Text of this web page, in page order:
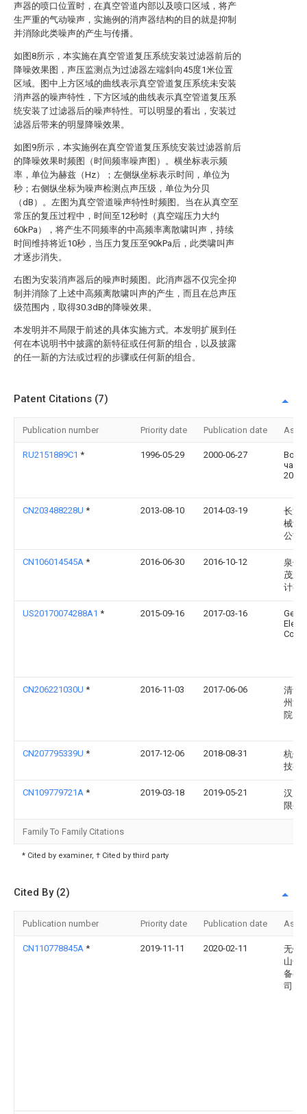
声器的喷口位置时，在真空管道内部以及喷口区域，将产
生严重的气动噪声，实施例的消声器结构的目的就是抑制
并消除此类噪声的产生与传播。
如图8所示，本实施在真空管道复压系统安装过滤器前后的
降噪效果图，声压监测点为过滤器左端斜向45度1米位置
区域。图中上方区域的曲线表示真空管道复压系统未安装
消声器的噪声特性，下方区域的曲线表示真空管道复压系
统安装了过滤器后的噪声特性。可以明显的看出，安装过
滤器后带来的明显降噪效果。
如图9所示，本实施例在真空管道复压系统安装过滤器前后
的降噪效果时频图（时间频率噪声图）。横坐标表示频
率，单位为赫兹（Hz）；左侧纵坐标表示时间，单位为
秒；右侧纵坐标为噪声检测点声压级，单位为分贝
（dB）。左图为真空管道噪声特性时频图。当在从真空至
常压的复压过程中，时间至12秒时（真空端压力大约
60kPa），将产生不同频率的中高频率离散啸叫声，持续
时间维持将近10秒，当压力复压至90kPa后，此类啸叫声
才逐步消失。
右图为安装消声器后的噪声时频图。此消声器不仅完全抑
制并消除了上述中高频离散啸叫声的产生，而且在总声压
级范围内，取得30.3dB的降噪效果。
本发明并不局限于前述的具体实施方式。本发明扩展到任
何在本说明书中披露的新特征或任何新的组合，以及披露
的任一新的方法或过程的步骤或任何新的组合。
Patent Citations (7)
Publication number Priority date Publication date
RU2151889C1 * 1996-05-29 2000-06-27
часть
20914
CN203488228U * 2013-08-10 2014-03-19
长沙
械设
公司
CN106014545A * 2016-06-30 2016-10-12
泉州
茂业
计有
US20170074288A1 * 2015-09-16 2017-03-16
CN206221030U * 2016-11-03 2017-06-06
清华
州汽
院（
CN207795339U * 2017-12-06 2018-08-31
杭州
技有
CN109779721A * 2019-03-18 2019-05-21
汉腾
限公
Family To Family Citations
* Cited by examiner, † Cited by third party
Cited By (2)
Publication number Priority date Publication date
CN110778845A * 2019-11-11 2020-02-11
无锡
山化
备有
司